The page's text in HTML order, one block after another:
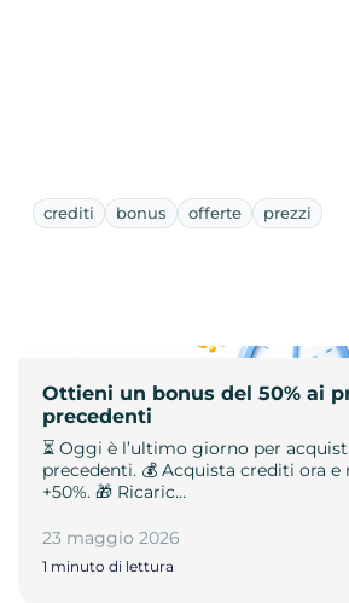
crediti bonus offerte prezzi
Ottieni un bonus del 50% ai
precedenti
⏳ Oggi è l’ultimo giorno per
precedenti. 💰 Acquista crediti ora e
+50%. 🎁 Ricaric…
23 maggio 2026
1 minuto di lettura